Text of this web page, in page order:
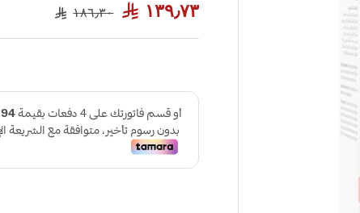
١٣٩٫٧٣ ١٨٦٫٣٠